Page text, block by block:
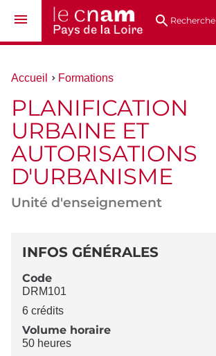
au
directsRecherche
Vous
ici :
Accueil Formations
PLANIFICATION
URBAINE ET
AUTORISATIONS
D'URBANISME
Unité d'enseignement
DÉTAILS
INFOS GÉNÉRALES
Code
DRM101
6 crédits
Volume horaire
50 heures